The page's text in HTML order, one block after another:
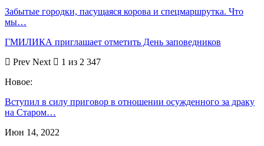
Забытые городки, пасущаяся корова и спецмаршрутка. Что
мы…
ГМИЛИКА приглашает отметить День заповедников
Prev Next
1 из 2 347
Новое:
Вступил в силу приговор в отношении осужденного за драку
на Старом…
Июн 14, 2022